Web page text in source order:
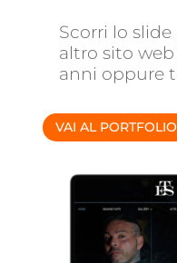
Scorri lo
altro sito
anni oppure
VAI AL PORTFOLIO